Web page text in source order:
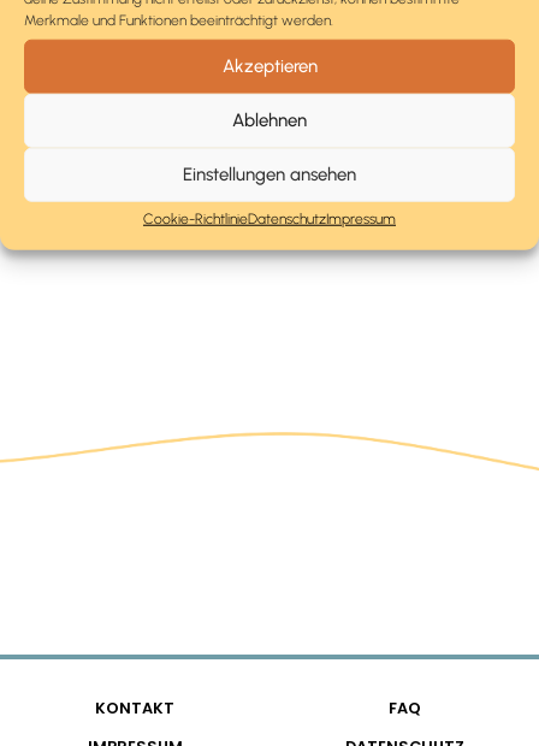
Merkmale und Funktionen beeinträchtigt werden.
Akzeptieren
Ablehnen
Einstellungen ansehen
Cookie-RichtlinieDatenschutzImpressum
E-Mail senden
KONTAKT
FAQ